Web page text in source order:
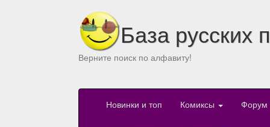
База русских
Верните поиск по алфавиту!
Новинки и топ Комиксы Форум